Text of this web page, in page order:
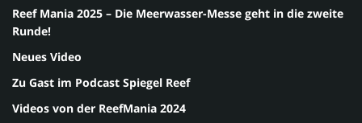
Reef Mania 2025 – Die Meerwasser-Messe geht in die zweite
Runde!
Neues Video
Zu Gast im Podcast Spiegel Reef
Videos von der ReefMania 2024